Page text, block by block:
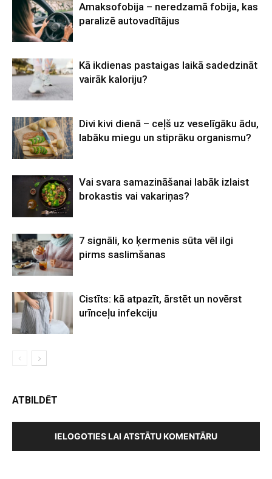
Amaksofobija – neredzamā fobija, kas
paralizē autovadītājus
Kā ikdienas pastaigas laikā sadedzināt
vairāk kaloriju?
Divi kivi dienā – ceļš uz veselīgāku ādu,
labāku miegu un stiprāku organismu?
Vai svara samazināšanai labāk izlaist
brokastis vai vakariņas?
7 signāli, ko ķermenis sūta vēl ilgi
pirms saslimšanas
Cistīts: kā atpazīt, ārstēt un novērst
urīnceļu infekciju
ATBILDĒT
IELOGOTIES LAI ATSTĀTU KOMENTĀRU